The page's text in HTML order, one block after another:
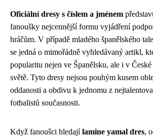
Oficiální dresy s číslem a jménem
fanoušky nejcennější formu vyjádření
hráčům. V případě mladého španělského
se jedná o mimořádně vyhledávaný artikl,
popularitu nejen ve Španělsku, ale i v
světě. Tyto dresy nejsou pouhým kusem
oddanosti a obdivu k jednomu z
fotbalistů současnosti.
Když fanoušci hledajílamine yamal dres,